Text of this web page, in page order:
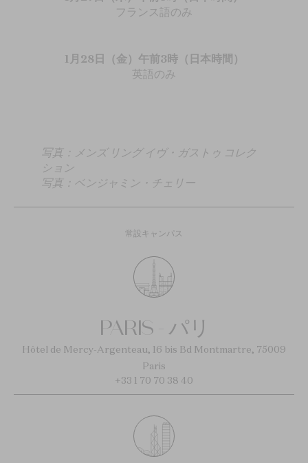
フランス語のみ
1月28日（金）午前3時（日本時間）
英語のみ
写真：メンズ リング イヴ・ガストゥ コレク
ション
写真：ベンジャミン・チェリー
常設キャンパス
PARIS - パリ
Hôtel de Mercy-Argenteau, 16 bis Bd Montmartre, 75009
Paris
+33 1 70 70 38 40